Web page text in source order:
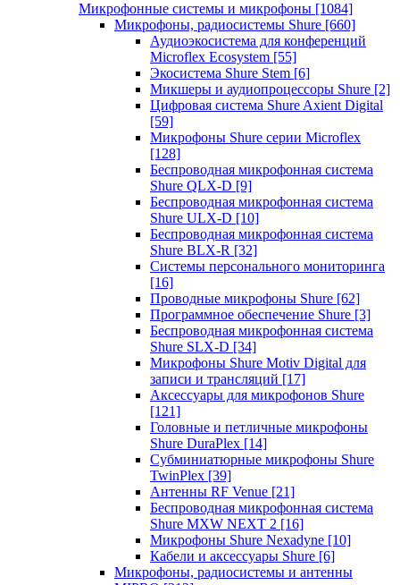
Микрофонные системы и микрофоны [1084]
Микрофоны, радиосистемы Shure [660]
Аудиоэкосистема для конференций
Microflex Ecosystem [55]
Экосистема Shure Stem [6]
Микшеры и аудиопроцессоры Shure [2]
Цифровая система Shure Axient Digital
[59]
Микрофоны Shure серии Microflex
[128]
Беспроводная микрофонная система
Shure QLX-D [9]
Беспроводная микрофонная система
Shure ULX-D [10]
Беспроводная микрофонная система
Shure BLX-R [32]
Системы персонального мониторинга
[16]
Проводные микрофоны Shure [62]
Программное обеспечение Shure [3]
Беспроводная микрофонная система
Shure SLX-D [34]
Микрофоны Shure Motiv Digital для
записи и трансляций [17]
Аксессуары для микрофонов Shure
[121]
Головные и петличные микрофоны
Shure DuraPlex [14]
Субминиатюрные микрофоны Shure
TwinPlex [39]
Антенны RF Venue [21]
Беспроводная микрофонная система
Shure MXW NEXT 2 [16]
Микрофоны Shure Nexadyne [10]
Кабели и аксессуары Shure [6]
Микрофоны, радиосистемы и антенны